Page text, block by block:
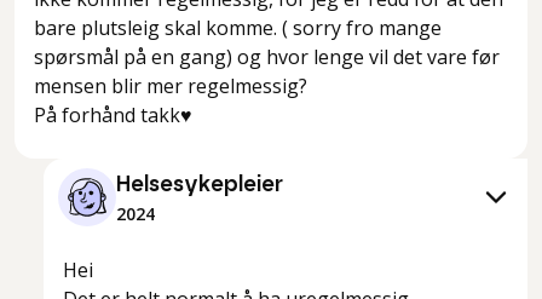
bare plutsleig skal komme. ( sorry fro mange
spørsmål på en gang) og hvor lenge vil det vare før
mensen blir mer regelmessig?
På forhånd takk♥️
Helsesykepleier
2024
Hei